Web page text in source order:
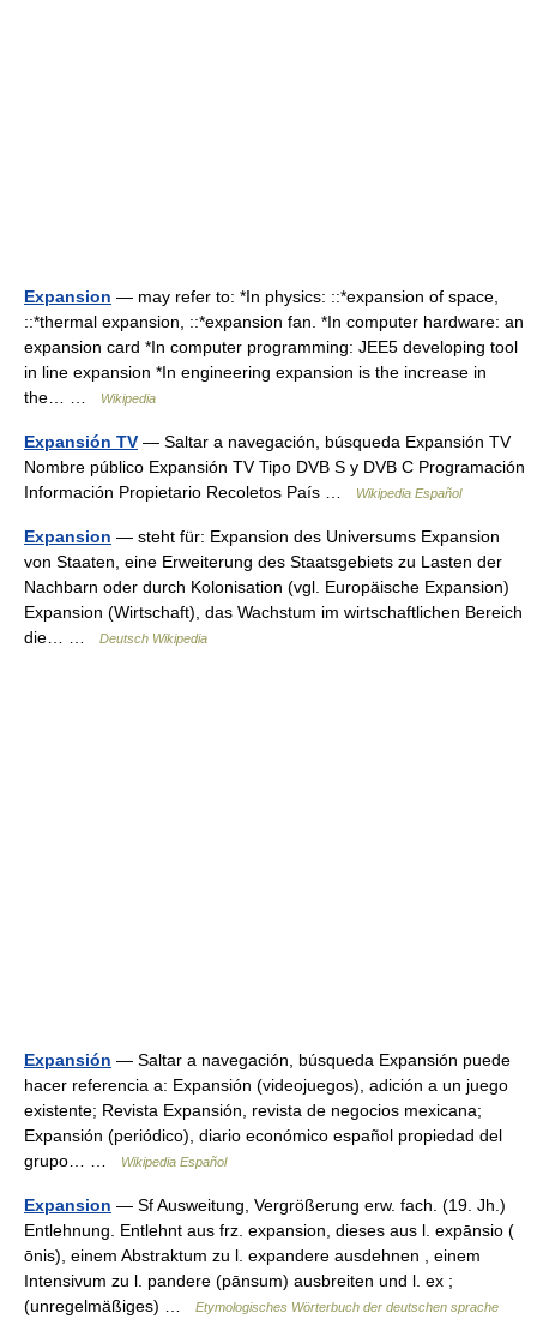
Expansion — may refer to: *In physics: ::*expansion of space,
::*thermal expansion, ::*expansion fan. *In computer hardware: an
expansion card *In computer programming: JEE5 developing tool
in line expansion *In engineering expansion is the increase in
the… …
Wikipedia
Expansión TV — Saltar a navegación, búsqueda Expansión TV
Nombre público Expansión TV Tipo DVB S y DVB C Programación
Información Propietario Recoletos País …
Wikipedia Español
Expansion — steht für: Expansion des Universums Expansion
von Staaten, eine Erweiterung des Staatsgebiets zu Lasten der
Nachbarn oder durch Kolonisation (vgl. Europäische Expansion)
Expansion (Wirtschaft), das Wachstum im wirtschaftlichen Bereich
die… …
Deutsch Wikipedia
Expansión — Saltar a navegación, búsqueda Expansión puede
hacer referencia a: Expansión (videojuegos), adición a un juego
existente; Revista Expansión, revista de negocios mexicana;
Expansión (periódico), diario económico español propiedad del
grupo… …
Wikipedia Español
Expansion — Sf Ausweitung, Vergrößerung erw. fach. (19. Jh.)
Entlehnung. Entlehnt aus frz. expansion, dieses aus l. expānsio (
ōnis), einem Abstraktum zu l. expandere ausdehnen , einem
Intensivum zu l. pandere (pānsum) ausbreiten und l. ex ;
(unregelmäßiges) …
Etymologisches Wörterbuch der deutschen sprache